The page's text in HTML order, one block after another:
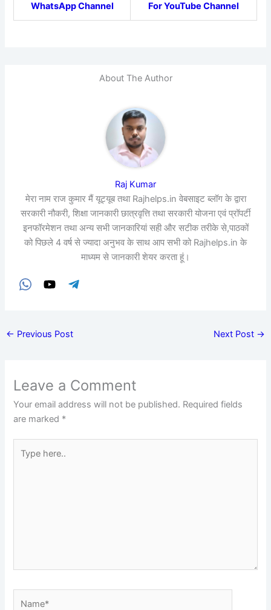
WhatsApp Channel For YouTube Channel
About The Author
Raj Kumar
मेरा नाम राज कुमार मैं यूट्यूब तथा Rajhelps.in वेबसाइट ब्लॉग के द्वारा
सरकारी नौकरी, शिक्षा जानकारी छात्रवृत्ति तथा सरकारी योजना एवं प्रॉपर्टी
इनफॉरमेशन तथा अन्य सभी जानकारियां सही और सटीक तरीके से,पाठकों
को पिछले 4 वर्ष से ज्यादा अनुभव के साथ आप सभी को Rajhelps.in के
माध्यम से जानकारी शेयर करता हूं।
← Previous Post Next Post →
Leave a Comment
Your email address will not be published. Required fields
are marked *
here..